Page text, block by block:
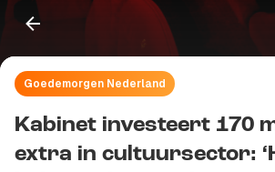
Goedemorgen Nederland
Kabinet investeert 170
extra in cultuursector: